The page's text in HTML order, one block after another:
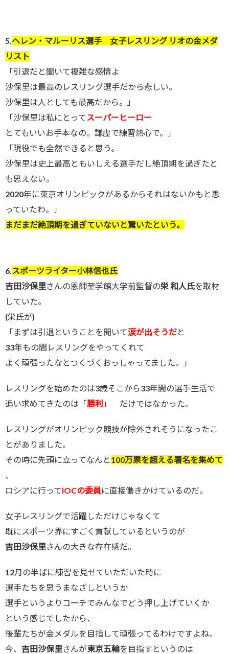
5.ヘレン・マルーリス選手 女子レスリング リオの金メダ
リスト
「引退だと聞いて複雑な感情よ
沙保里は最高のレスリング選手だから悲しい。
沙保里は人としても最高だから。」
「沙保里は私にとってスーパーヒーロー
とてもいいお手本なの。謙虚で練習熱心で。」
「現役でも全然できると思う。
沙保里は史上最高ともいしえる選手だし絶頂期を過ぎたと
も思えない。
2020年に東京オリンピックがあるからそれはないかもと思
っていたわ。」
まだまだ絶頂期を過ぎていないと驚いたという。
6.スポーツライター小林信也氏
吉田沙保里さんの恩師至学館大学前監督の栄 和人氏を取材
していた。
(栄氏が)
「まずは引退ということを聞いて涙が出そうだと
33年もの間レスリングをやってくれて
よく頑張ったなとつくづくおっしゃってました。」
レスリングを始めたのは3歳そこから33年間の選手生活で
追い求めてきたのは「勝利 」 だけではなかった。
レスリングがオリンピック競技が除外されそうになったこ
とがありました。
その時に先頭に立ってなんと 100万票を超える署名を集めて
、
ロシアに行ってIOCの委員に直接働きかけているのだ。
女子レスリングで活躍しただけじゃなくて
既にスポーツ界にすごく貢献しているというのが
吉田沙保里さんの大きな存在感だ。
12月の半ばに練習を見せていただいた時に
選手たちを思うまなざしというか
選手というよりコーチでみんなでどう押し上げていくか
という感じでしたから、
後輩たちが金メダルを目指して頑張ってるわけですよね。
今、 吉田沙保里さんが東京五輪を目指すというのは